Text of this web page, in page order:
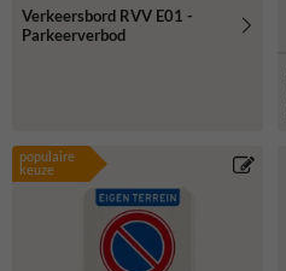
Verkeersbord RVV E01 -
Parkeerverbod
populaire
keuze